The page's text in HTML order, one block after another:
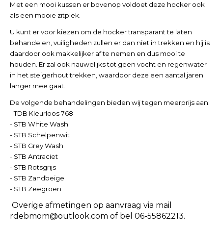
Met een mooi kussen er bovenop voldoet deze hocker ook
als een mooie zitplek.
U kunt er voor kiezen om de hocker transparant te laten
behandelen, vuiligheden zullen er dan niet in trekken en hij is
daardoor ook makkelijker af te nemen en dus mooi te
houden. Er zal ook nauwelijks tot geen vocht en regenwater
in het steigerhout trekken, waardoor deze een aantal jaren
langer mee gaat.
De volgende behandelingen bieden wij tegen meerprijs aan:
- TDB Kleurloos 768
- STB White Wash
- STB Schelpenwit
- STB Grey Wash
- STB Antraciet
- STB Rotsgrijs
- STB Zandbeige
- STB Zeegroen
Overige afmetingen op aanvraag via mail
rdebmom@outlook.com of bel 06-55862213.